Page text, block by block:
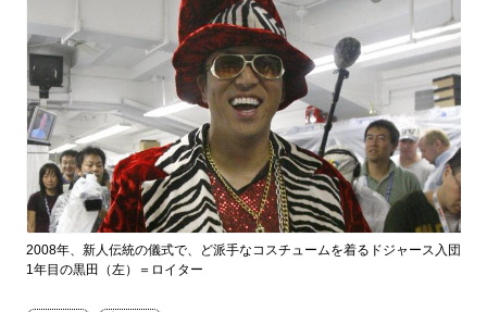
2008年、新人伝統の儀式で、ど派手なコスチュームを着るドジャース入団
1年目の黒田（左）＝ロイター